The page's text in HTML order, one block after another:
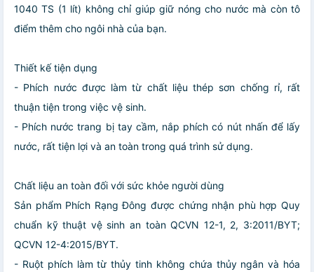
1040 TS (1 lít) không chỉ giúp giữ nóng cho nước mà còn tô
điểm thêm cho ngôi nhà của bạn.
Thiết kế tiện dụng
- Phích nước được làm từ chất liệu thép sơn chống rỉ, rất
thuận tiện trong việc vệ sinh.
- Phích nước trang bị tay cầm, nắp phích có nút nhấn để lấy
nước, rất tiện lợi và an toàn trong quá trình sử dụng.
Chất liệu an toàn đối với sức khỏe người dùng
Sản phẩm Phích Rạng Đông được chứng nhận phù hợp Quy
chuẩn kỹ thuật vệ sinh an toàn QCVN 12-1, 2, 3:2011/BYT;
QCVN 12-4:2015/BYT.
- Ruột phích làm từ thủy tinh không chứa thủy ngân và hóa